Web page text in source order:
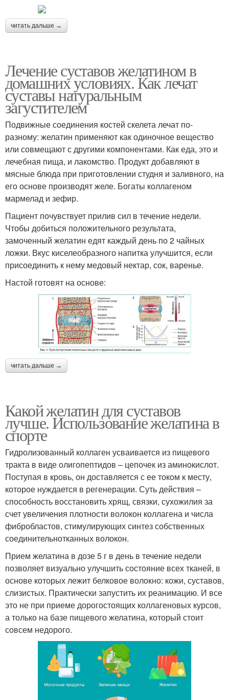
читать дальше →
Лечение суставов желатином в
домашних условиях. Как лечат
суставы натуральным
загустителем
Подвижные соединения костей скелета лечат по-
разному: желатин применяют как одиночное вещество
или совмещают с другими компонентами. Как еда, это и
лечебная пища, и лакомство. Продукт добавляют в
мясные блюда при приготовлении студня и заливного, на
его основе производят желе. Богаты коллагеном
мармелад и зефир.
Пациент почувствует прилив сил в течение недели.
Чтобы добиться положительного результата,
замоченный желатин едят каждый день по 2 чайных
ложки. Вкус киселеобразного напитка улучшится, если
присоединить к нему медовый нектар, сок, варенье.
Настой готовят на основе:
читать дальше →
Какой желатин для суставов
лучше. Использование желатина в
спорте
Гидролизованный коллаген усваивается из пищевого
тракта в виде олигопептидов – цепочек из аминокислот.
Поступая в кровь, он доставляется с ее током к месту,
которое нуждается в регенерации. Суть действия –
способность восстановить хрящ, связки, сухожилия за
счет увеличения плотности волокон коллагена и числа
фибробластов, стимулирующих синтез собственных
соединительнотканных волокон.
Прием желатина в дозе 5 г в день в течение недели
позволяет визуально улучшить состояние всех тканей, в
основе которых лежит белковое волокно: кожи, суставов,
слизистых. Практически запустить их реанимацию. И все
это не при приеме дорогостоящих коллагеновых курсов,
а только на базе пищевого желатина, который стоит
совсем недорого.